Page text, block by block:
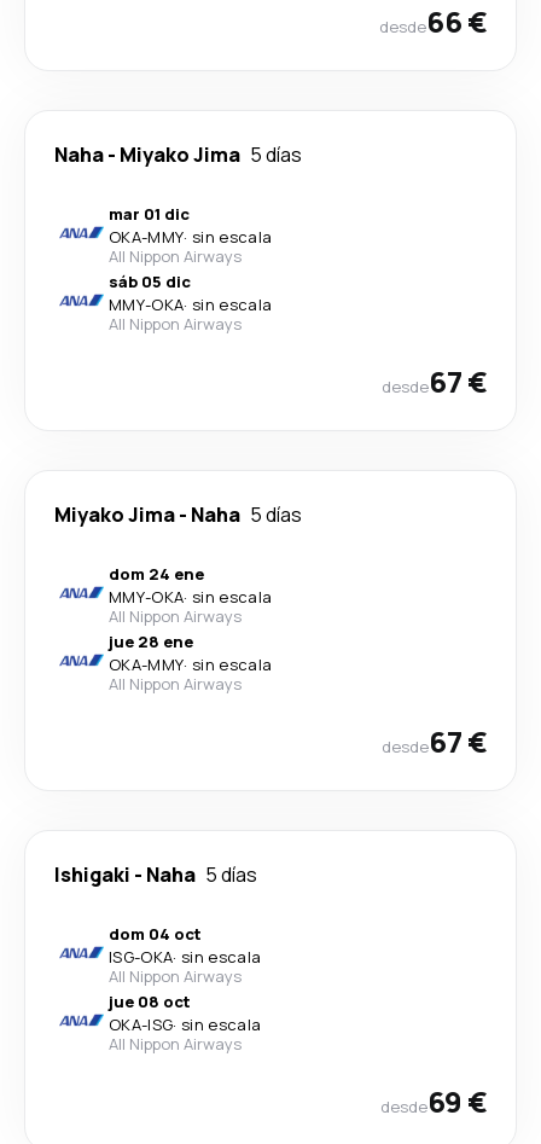
desde66 €
Naha- Miyako Jima 5 días
mar 01 dic
OKA-MMY· sin escala
All Nippon Airways
sáb 05 dic
MMY-OKA· sin escala
All Nippon Airways
desde67 €
Miyako Jima- Naha 5 días
dom 24 ene
MMY-OKA· sin escala
All Nippon Airways
jue 28 ene
OKA-MMY· sin escala
All Nippon Airways
desde67 €
Ishigaki - Naha 5 días
dom 04 oct
ISG-OKA· sin escala
All Nippon Airways
jue 08 oct
OKA-ISG· sin escala
All Nippon Airways
desde69 €